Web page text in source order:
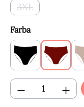
3XL
(Táto možnosť
Vyberte
Farba
Čierne
Množstvo